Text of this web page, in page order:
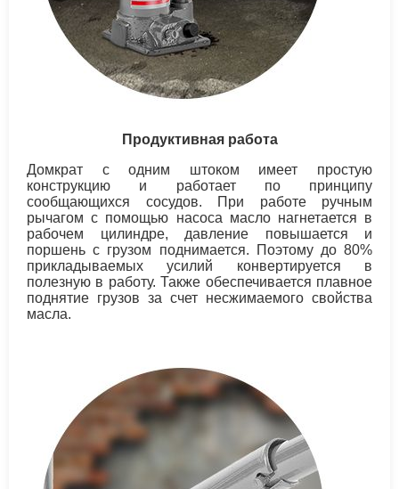
Продуктивная работа
Домкрат с одним штоком имеет простую
конструкцию и работает по принципу
сообщающихся сосудов. При работе ручным
рычагом с помощью насоса масло нагнетается в
рабочем цилиндре, давление повышается и
поршень с грузом поднимается. Поэтому до 80%
прикладываемых усилий конвертируется в
полезную в работу. Также обеспечивается плавное
поднятие грузов за счет несжимаемого свойства
масла.